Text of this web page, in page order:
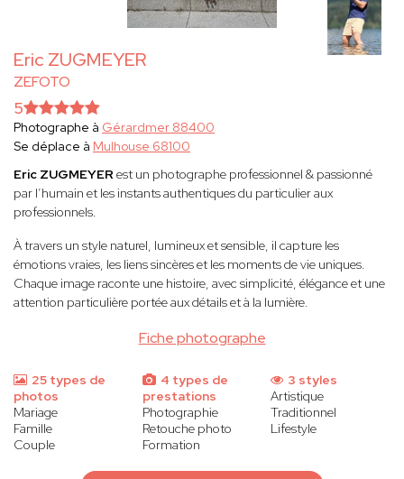
Eric ZUGMEYER
ZEFOTO
Fiche photographe
5
Photographe à Gérardmer 88400
Se déplace à Mulhouse 68100
Eric ZUGMEYER est un photographe professionnel & passionné
par l’humain et les instants authentiques du particulier aux
professionnels.
À travers un style naturel, lumineux et sensible, il capture les
émotions vraies, les liens sincères et les moments de vie uniques.
Chaque image raconte une histoire, avec simplicité, élégance et une
attention particulière portée aux détails et à la lumière.
25 types de
photos
Mariage
Famille
Couple
4 types de
prestations
Photographie
Retouche photo
Formation
3 styles
Artistique
Traditionnel
Lifestyle